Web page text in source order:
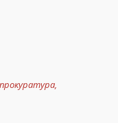
прокуратура,